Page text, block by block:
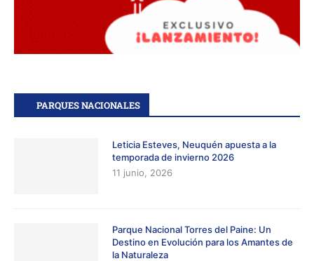
PARQUES NACIONALES
Leticia Esteves, Neuquén apuesta a la
temporada de invierno 2026
11 junio, 2026
Parque Nacional Torres del Paine: Un
Destino en Evolución para los Amantes de
la Naturaleza